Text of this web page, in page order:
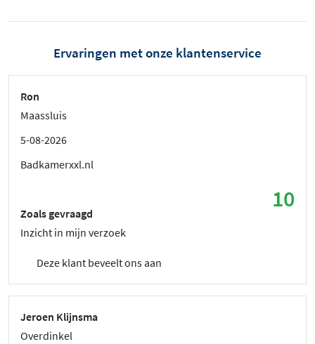
Ervaringen met onze klantenservice
Ron
Maassluis
5-08-2026
Badkamerxxl.nl
10
Zoals gevraagd
Inzicht in mijn verzoek
Deze klant beveelt ons aan
Jeroen Klijnsma
Overdinkel